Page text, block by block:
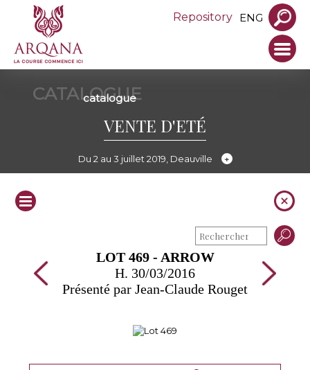
Repository ENG
CATALOGUE
catalogue
VENTE D'ETÉ
Du 2 au 3 juillet 2019, Deauville
LOT 469 - ARROW
H. 30/03/2016
Présenté par Jean-Claude Rouget